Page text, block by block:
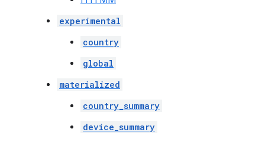
experimental
country
global
materialized
country_summary
device_summary